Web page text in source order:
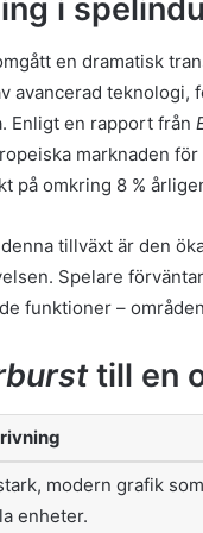
i
en dramatisk
avancerad teknologi,
Enligt en rapport från
marknaden
på omkring 8 %
tillväxt är den
Spelare
funktioner –
till en
modern grafik
enheter.